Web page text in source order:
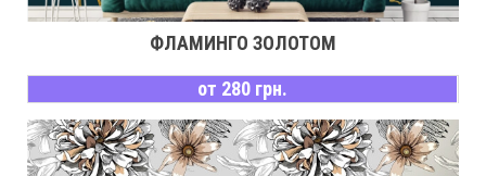
ФЛАМИНГО ЗОЛОТОМ
от 280 грн.